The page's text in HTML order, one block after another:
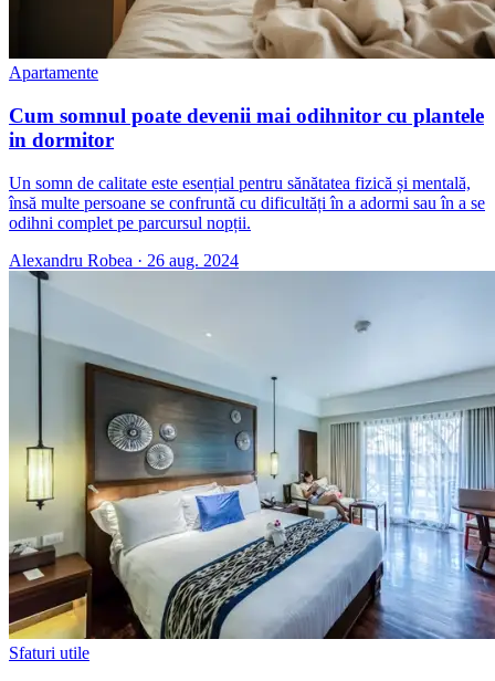
Apartamente
Cum somnul poate devenii mai odihnitor cu plantele
in dormitor
Un somn de calitate este esențial pentru sănătatea fizică și mentală,
însă multe persoane se confruntă cu dificultăți în a adormi sau în a se
odihni complet pe parcursul nopții.
Alexandru Robea · 26 aug. 2024
Sfaturi utile